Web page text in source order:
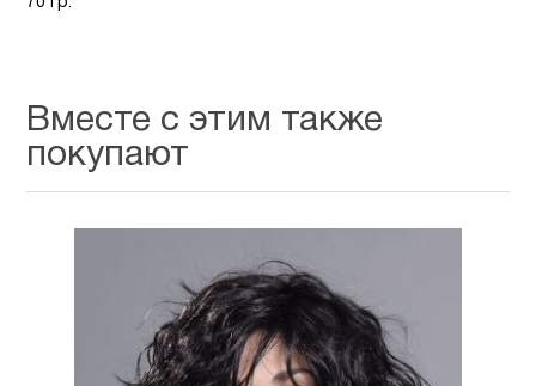
70 гр.
Вместе с этим также
покупают